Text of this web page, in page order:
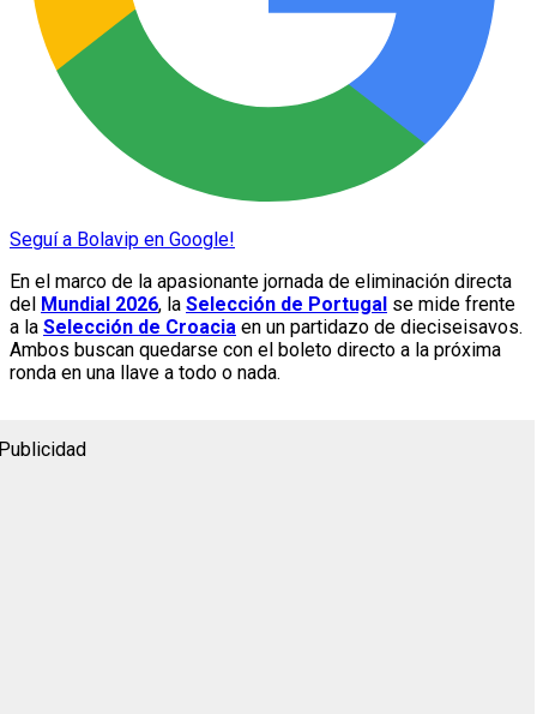
Seguí a Bolavip en Google!
En el marco de la apasionante jornada de eliminación directa
del Mundial 2026, la Selección de Portugal se mide frente
a la Selección de Croacia en un partidazo de dieciseisavos.
Ambos buscan quedarse con el boleto directo a la próxima
ronda en una llave a todo o nada.